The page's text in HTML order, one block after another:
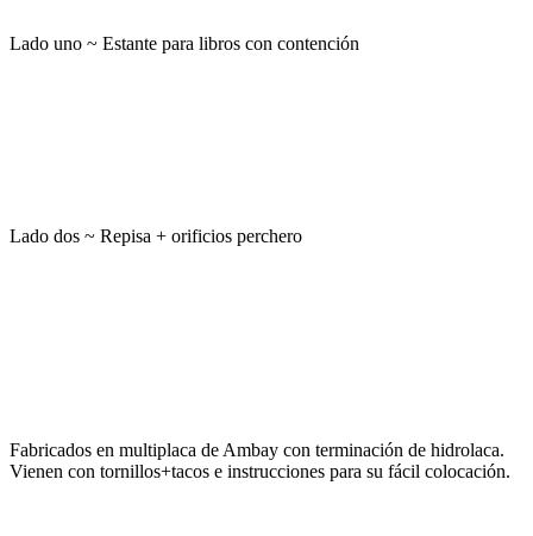
Lado uno ~ Estante para libros con contención
Lado dos ~ Repisa + orificios perchero
Fabricados en multiplaca de Ambay con terminación de hidrolaca.
Vienen con tornillos+tacos e instrucciones para su fácil colocación.